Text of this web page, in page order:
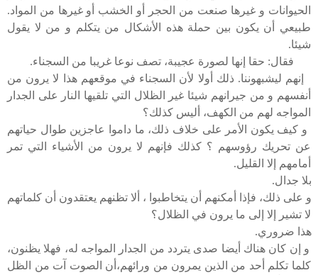
الحيوانات و غيرها صنعت من الحجر أو الخشب أو غيرها من المواد.
طبيعي أن يكون بين حملة هذه الأشكال من يتكلم و من لا يقول
شيئا.
فقال: حقا إنها لصورة عجيبة، تصف نوعا غريبا من السجناء.
إنهم ليشبهوننا. ذلك أولا لأن السجناء في موقعهم هذا لا يرون من
أنفسهم و من جيرانهم شيئا غير الظلال التي تلقيها النار على الجدار
المواجه لهم من الكهف، أليس كذلك؟
و كيف يكون الأمر على خلاف ذلك، ما داموا عاجزين طوال حياتهم
عن تحريك رؤوسهم ؟ كذلك فإنهم لا يرون من الأشياء التي تمر
أمامهم إلا القليل.
بلا جدال.
و على ذلك، فإذا أمكنهم أن يتخاطبوا ، ألا تظنهم يعتقدون أن كلماتهم
لا تشير إلا إلى ما يرون في الظلال؟
هذا ضروري.
و إن كان هناك أيضا صدى يتردد من الجدار المواجه له، فهلا يظنون،
كلما تكلم أحد من الذين يمرون من ورائهم،أن الصوت آت من الظل